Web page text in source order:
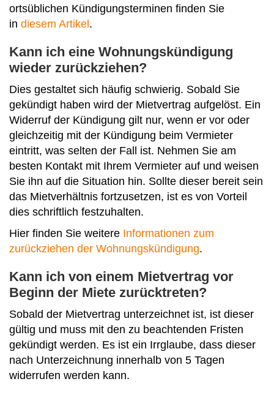
ortsüblichen Kündigungsterminen finden Sie
in diesem Artikel .
Kann ich eine Wohnungskündigung
wieder zurückziehen?
Dies gestaltet sich häufig schwierig. Sobald Sie
gekündigt haben wird der Mietvertrag aufgelöst. Ein
Widerruf der Kündigung gilt nur, wenn er vor oder
gleichzeitig mit der Kündigung beim Vermieter
eintritt, was selten der Fall ist. Nehmen Sie am
besten Kontakt mit Ihrem Vermieter auf und weisen
Sie ihn auf die Situation hin. Sollte dieser bereit sein
das Mietverhältnis fortzusetzen, ist es von Vorteil
dies schriftlich festzuhalten.
Hier finden Sie weitere Informationen zum
zurückziehen der Wohnungskündigung.
Kann ich von einem Mietvertrag vor
Beginn der Miete zurücktreten?
Sobald der Mietvertrag unterzeichnet ist, ist dieser
gültig und muss mit den zu beachtenden Fristen
gekündigt werden. Es ist ein Irrglaube, dass dieser
nach Unterzeichnung innerhalb von 5 Tagen
widerrufen werden kann.